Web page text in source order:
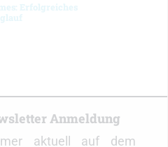
Erfolgreiches
Anmeldung
aktuell auf dem